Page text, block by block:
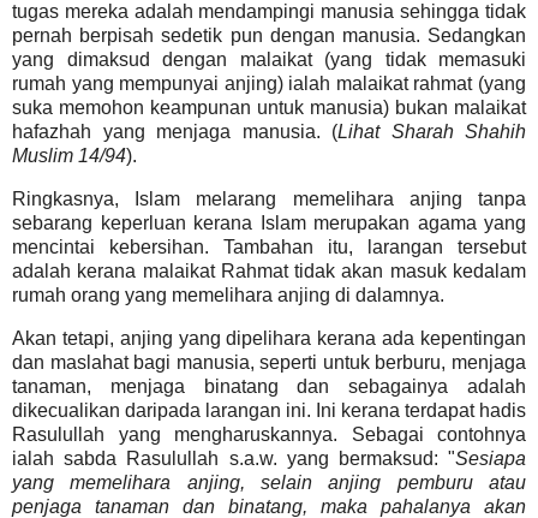
tugas mereka adalah mendampingi manusia sehingga tidak
pernah berpisah sedetik pun dengan manusia. Sedangkan
yang dimaksud dengan malaikat (yang tidak memasuki
rumah yang mempunyai anjing) ialah malaikat rahmat (yang
suka memohon keampunan untuk manusia) bukan malaikat
hafazhah yang menjaga manusia. (Lihat Sharah Shahih
Muslim 14/94).
Ringkasnya, Islam melarang memelihara anjing tanpa
sebarang keperluan kerana Islam merupakan agama yang
mencintai kebersihan. Tambahan itu, larangan tersebut
adalah kerana malaikat Rahmat tidak akan masuk kedalam
rumah orang yang memelihara anjing di dalamnya.
Akan tetapi, anjing yang dipelihara kerana ada kepentingan
dan maslahat bagi manusia, seperti untuk berburu, menjaga
tanaman, menjaga binatang dan sebagainya adalah
dikecualikan daripada larangan ini. Ini kerana terdapat hadis
Rasulullah yang mengharuskannya. Sebagai contohnya
ialah sabda Rasulullah s.a.w. yang bermaksud: "Sesiapa
yang memelihara anjing, selain anjing pemburu atau
penjaga tanaman dan binatang, maka pahalanya akan